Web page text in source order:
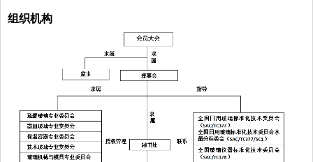
组织机构